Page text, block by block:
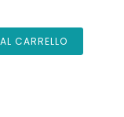
CARRELLO